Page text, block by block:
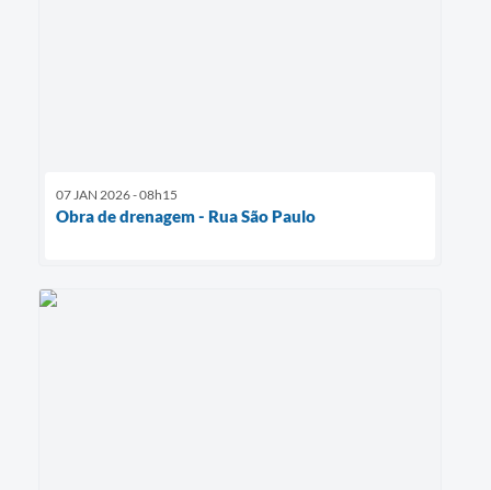
07 JAN 2026 - 08h15
Obra de drenagem - Rua São Paulo